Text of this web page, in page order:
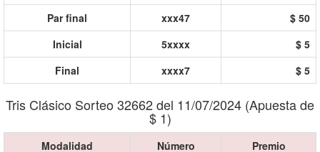
Par final
xxx47
$ 50
Inicial
5xxxx
$ 5
Final
xxxx7 $ 5
Tris Clásico Sorteo 32662 del 11/07/2024 (Apuesta de
$ 1)
Modalidad Número Premio